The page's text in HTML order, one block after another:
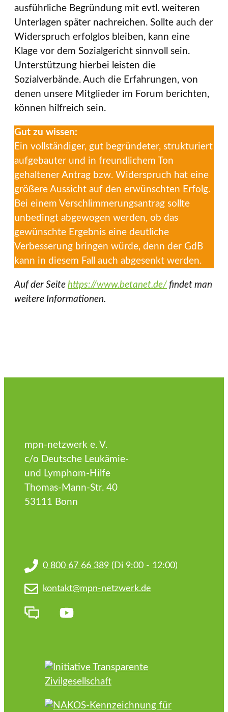
ausführliche Begründung mit evtl. weiteren
Unterlagen später nachreichen. Sollte auch der
Widerspruch erfolglos bleiben, kann eine
Klage vor dem Sozialgericht sinnvoll sein.
Unterstützung hierbei leisten die
Sozialverbände. Auch die Erfahrungen, von
denen unsere Mitglieder im Forum berichten,
können hilfreich sein.
Gut zu wissen:
Ein vollständiger, gut begründeter, strukturiert
aufgebauter und in freundlichem Ton
gehaltener Antrag bzw. Widerspruch hat eine
größere Aussicht auf den erwünschten Erfolg.
Bei einem Verschlimmerungsantrag sollte
unbedingt abgewogen werden, ob das
gewünschte Ergebnis eine deutliche
Verbesserung bringen würde, denn der GdB
kann in diesem Fall auch abgesenkt werden.
Auf der Seite https://www.betanet.de/ findet man
weitere Informationen.
mpn-netzwerk e. V.
c/o Deutsche Leukämie-
und Lymphom-Hilfe
Thomas-Mann-Str. 40
53111 Bonn
0 800 67 66 389 (Di 9:00 - 12:00)
kontakt@mpn-netzwerk.de